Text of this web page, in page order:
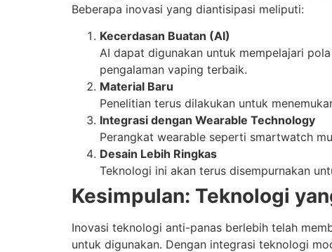
Beberapa inovasi yang diantisipasi meliputi:
Kecerdasan Buatan (AI)
AI dapat digunakan untuk mempelajari
pengalaman vaping terbaik.
Material Baru
Penelitian terus dilakukan untuk
Integrasi dengan Wearable Technology
Perangkat wearable seperti smartwatch
Desain Lebih Ringkas
Teknologi ini akan terus disempurnakan
Kesimpulan: Teknologi
Inovasi teknologi anti-panas berlebih telah
untuk digunakan. Dengan integrasi teknologi